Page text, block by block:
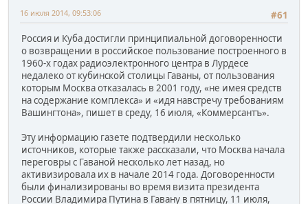
#61
16 июля 2014, 09:53:06
Россия и Куба достигли принципиальной договоренности
о возвращении в российское пользование построенного в
1960-х годах радиоэлектронного центра в Лурдесе
недалеко от кубинской столицы Гаваны, от пользования
которым Москва отказалась в 2001 году, «не имея средств
на содержание комплекса» и «идя навстречу требованиям
Вашингтона», пишет в среду, 16 июля, «Коммерсантъ».
Эту информацию газете подтвердили несколько
источников, которые также рассказали, что Москва начала
переговры с Гаваной несколько лет назад, но
активизировала их в начале 2014 года. Договоренности
были финализированы во время визита президента
России Владимира Путина в Гавану в пятницу, 11 июля,